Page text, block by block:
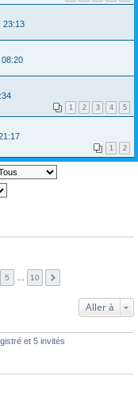
23:13
1 2 3 4 5
1 2
5 10
Aller à
et 5 invités